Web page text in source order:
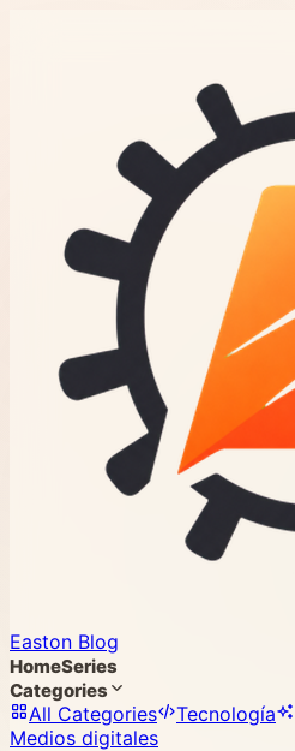
Easton Blog
HomeSeries
Categories
All Categories Tecnología
Medios digitales